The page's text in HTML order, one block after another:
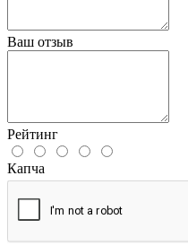
Ваш отзыв
Рейтинг
Капча